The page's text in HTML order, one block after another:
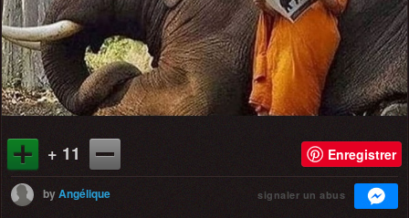
+ 11 Enregistrer
byAngélique signaler un abus